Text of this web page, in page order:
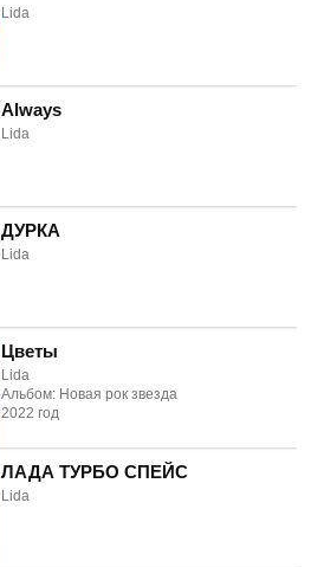
Lida
Always
Lida
ДУРКА
Lida
Цветы
Lida
Альбом: Новая рок звезда
2022 год
ЛАДА ТУРБО СПЕЙС
Lida